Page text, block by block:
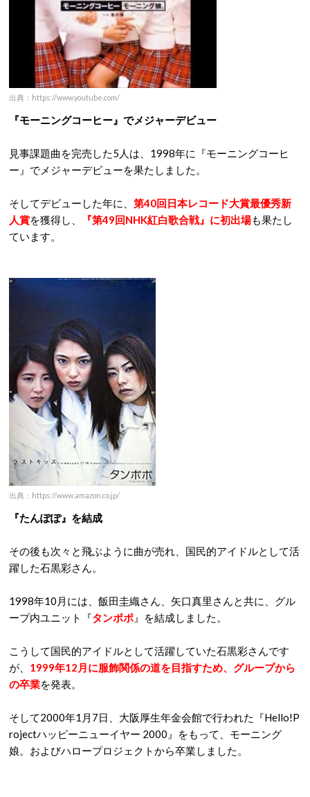
出典：https://www.youtube.com/
『モーニングコーヒー』でメジャーデビュー
見事課題曲を完売した5人は、1998年に『モーニングコーヒ
ー』でメジャーデビューを果たしました。
そしてデビューした年に、 第40回日本レコード大賞最優秀新
人賞を獲得し、 『第49回NHK紅白歌合戦』に初出場も果たし
ています。
出典：https://www.amazon.co.jp/
『たんぽぽ』を結成
その後も次々と飛ぶように曲が売れ、国民的アイドルとして活
躍した石黒彩さん。
1998年10月には、飯田圭織さん、矢口真里さんと共に、グル
ープ内ユニット『タンポポ 』を結成しました。
こうして国民的アイドルとして活躍していた石黒彩さんです
が、 1999年12月に服飾関係の道を目指すため、グループから
の卒業を発表。
そして2000年1月7日、大阪厚生年金会館で行われた『Hello!P
rojectハッピーニューイヤー 2000』をもって、モーニング
娘。およびハロープロジェクトから卒業しました。